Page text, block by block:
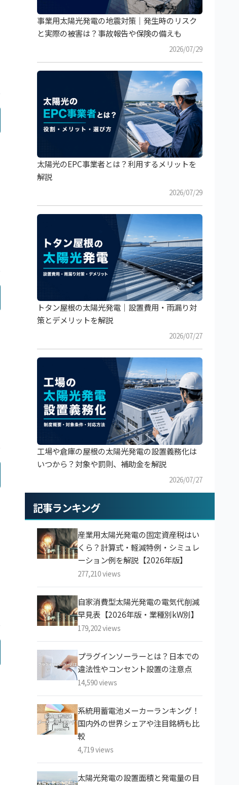
事業用太陽光発電の地震対策｜発生時のリスク
と実際の被害は？事故報告や保険の備えも
2026/07/29
太陽光のEPC事業者とは？利用するメリットを
解説
2026/07/29
トタン屋根の太陽光発電｜設置費用・雨漏り対
策とデメリットを解説
2026/07/27
工場や倉庫の屋根の太陽光発電の設置義務化は
いつから？対象や罰則、補助金を解説
2026/07/27
記事ランキング
産業用太陽光発電の固定資産税はい
くら？計算式・軽減特例・シミュレ
ーション例を解説【2026年版】
277,210 views
自家消費型太陽光発電の電気代削減
早見表【2026年版・業種別kW別】
179,202 views
プラグインソーラーとは？日本での
違法性やコンセント設置の注意点
14,590 views
系統用蓄電池メーカーランキング！
国内外の世界シェアや注目銘柄も比
較
4,719 views
太陽光発電の設置面積と発電量の目